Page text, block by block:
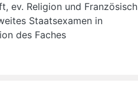
ev. Religion und Französisch
Staatsexamen in
des Faches